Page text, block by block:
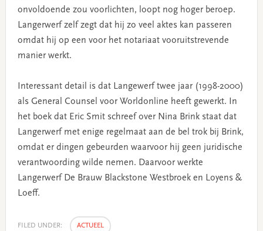
onvoldoende zou voorlichten, loopt nog hoger beroep.
Langerwerf zelf zegt dat hij zo veel aktes kan passeren
omdat hij op een voor het notariaat vooruitstrevende
manier werkt.
Interessant detail is dat Langewerf twee jaar (1998-2000)
als General Counsel voor Worldonline heeft gewerkt. In
het boek dat Eric Smit schreef over Nina Brink staat dat
Langerwerf met enige regelmaat aan de bel trok bij Brink,
omdat er dingen gebeurden waarvoor hij geen juridische
verantwoording wilde nemen. Daarvoor werkte
Langerwerf De Brauw Blackstone Westbroek en Loyens &
Loeff.
FILED UNDER: ACTUEEL